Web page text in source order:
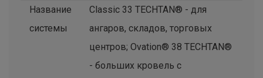
Название
системы
Classic 33 TECHTAN® - для
ангаров, складов, торговых
центров; Ovation® 38 TECHTAN®
- больших кровель с